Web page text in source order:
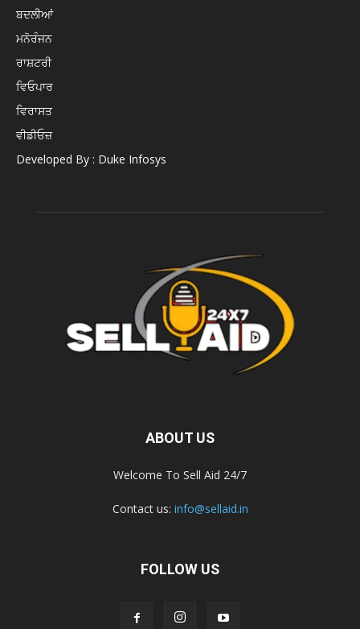
ਬਦਲੀਆਂ
ਮਨੋਰੰਜਨ
ਰਾਸ਼ਟਰੀ
ਵਿਓਪਾਰ
ਵਿਰਾਸਤ
ਵੀਡੀਓਜ਼
Developed By : Duke Infosys
ABOUT US
Welcome To Sell Aid 24/7
Contact us: info@sellaid.in
FOLLOW US